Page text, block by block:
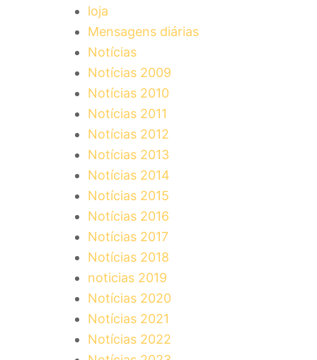
loja
Mensagens diárias
Notícias
Notícias 2009
Notícias 2010
Notícias 2011
Notícias 2012
Notícias 2013
Notícias 2014
Notícias 2015
Notícias 2016
Notícias 2017
Notícias 2018
noticias 2019
Notícias 2020
Notícias 2021
Notícias 2022